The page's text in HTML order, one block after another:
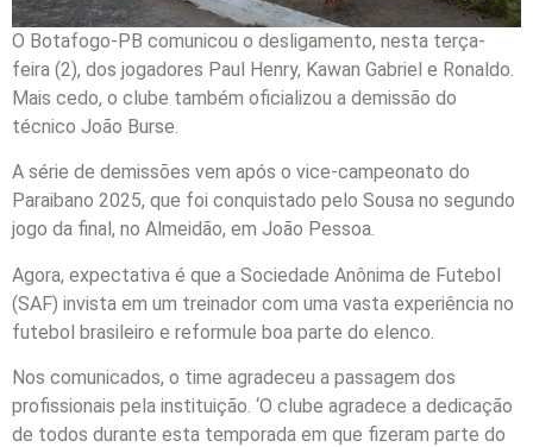
O Botafogo-PB comunicou o desligamento, nesta terça-
feira (2), dos jogadores Paul Henry, Kawan Gabriel e Ronaldo.
Mais cedo, o clube também oficializou a demissão do
técnico João Burse.
A série de demissões vem após o vice-campeonato do
Paraibano 2025, que foi conquistado pelo Sousa no segundo
jogo da final, no Almeidão, em João Pessoa.
Agora, expectativa é que a Sociedade Anônima de Futebol
(SAF) invista em um treinador com uma vasta experiência no
futebol brasileiro e reformule boa parte do elenco.
Nos comunicados, o time agradeceu a passagem dos
profissionais pela instituição. ‘O clube agradece a dedicação
de todos durante esta temporada em que fizeram parte do